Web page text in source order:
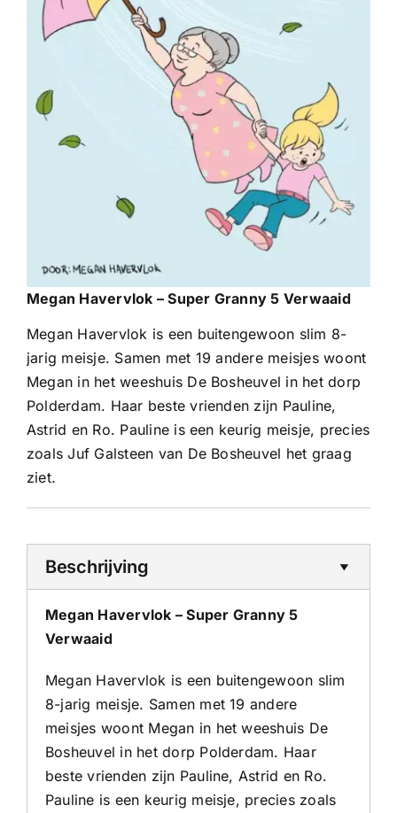
Megan Havervlok – Super Granny 5 Verwaaid
Megan Havervlok is een buitengewoon slim 8-
jarig meisje. Samen met 19 andere meisjes woont
Megan in het weeshuis De Bosheuvel in het dorp
Polderdam. Haar beste vrienden zijn Pauline,
Astrid en Ro. Pauline is een keurig meisje, precies
zoals Juf Galsteen van De Bosheuvel het graag
ziet.
Beschrijving
Megan Havervlok – Super Granny 5
Verwaaid
Megan Havervlok is een buitengewoon slim
8-jarig meisje. Samen met 19 andere
meisjes woont Megan in het weeshuis De
Bosheuvel in het dorp Polderdam. Haar
beste vrienden zijn Pauline, Astrid en Ro.
Pauline is een keurig meisje, precies zoals